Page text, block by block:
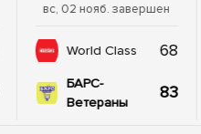
вс, 02 нояб. завершен
World Class 68
БАРС-
Ветераны
83